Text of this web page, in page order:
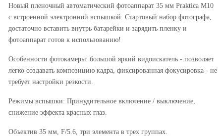
Новый пленочный автоматический фотоаппарат 35 мм Praktica M10
с встроенной электронной вспышкой. Стартовый набор фотографа,
достаточно вставить внутрь батарейки и зарядить пленку и
фотоаппарат готов к использованию!
Особенности фотокамеры: большой яркий видоискатель - позволяет
легко создавать композицию кадра, фиксированная фокусировка - не
требует настройки резкости.
Режимы вспышки: Принудительное включение / выключение,
снижение эффекта красных глаз.
Объектив 35 мм, F/5.6, три элемента в трех группах.